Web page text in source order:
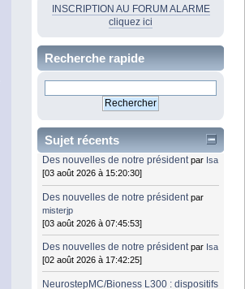
INSCRIPTION AU FORUM ALARME
cliquez ici
Recherche rapide
Sujet récents
Des nouvelles de notre président par Isa
[03 août 2026 à 15:20:30]
Des nouvelles de notre président par
misterjp
[03 août 2026 à 07:45:53]
Des nouvelles de notre président par Isa
[02 août 2026 à 17:42:25]
NeurostepMC/Bioness L300 : dispositifs